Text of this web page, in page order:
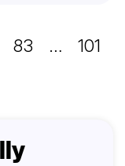
konečně stává
oba hrdinové
poruší její
83 …
101